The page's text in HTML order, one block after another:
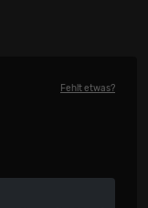
Fehlt etwas?